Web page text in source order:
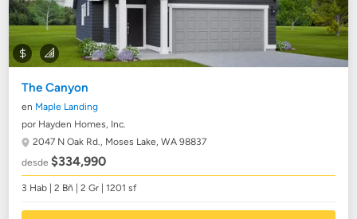
The Canyon
en Maple Landing
por Hayden Homes, Inc.
2047 N Oak Rd., Moses Lake, WA 98837
desde$334,990
3 Hab | 2 Bñ | 2 Gr | 1201 sf